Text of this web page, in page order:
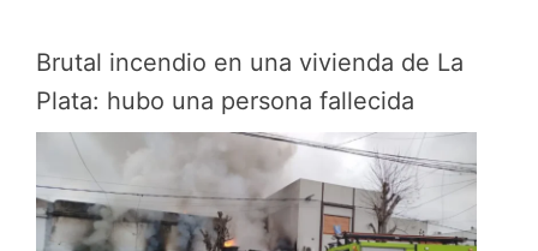
Brutal incendio en una vivienda de La
Plata: hubo una persona fallecida